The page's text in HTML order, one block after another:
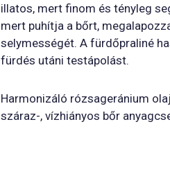
illatos, mert finom és tényleg
mert puhítja a bőrt,
selymességét. A fürdőpraliné
fürdés utáni testápolást.
Harmonizáló rózsageránium
száraz-, vízhiányos bőr